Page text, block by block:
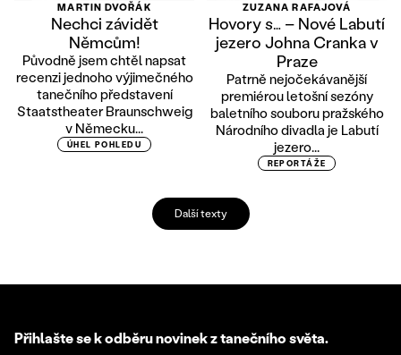
MARTIN DVOŘÁK
Nechci závidět
Němcům!
Původně jsem chtěl napsat
recenzi jednoho výjimečného
tanečního představení
Staatstheater Braunschweig
v Německu...
ÚHEL POHLEDU
ZUZANA RAFAJOVÁ
Hovory s… – Nové Labutí
jezero Johna Cranka v
Praze
Patrně nejočekávanější
premiérou letošní sezóny
baletního souboru pražského
Národního divadla je Labutí
jezero...
REPORTÁŽE
Další texty
Přihlašte se k odběru novinek z tanečního světa.